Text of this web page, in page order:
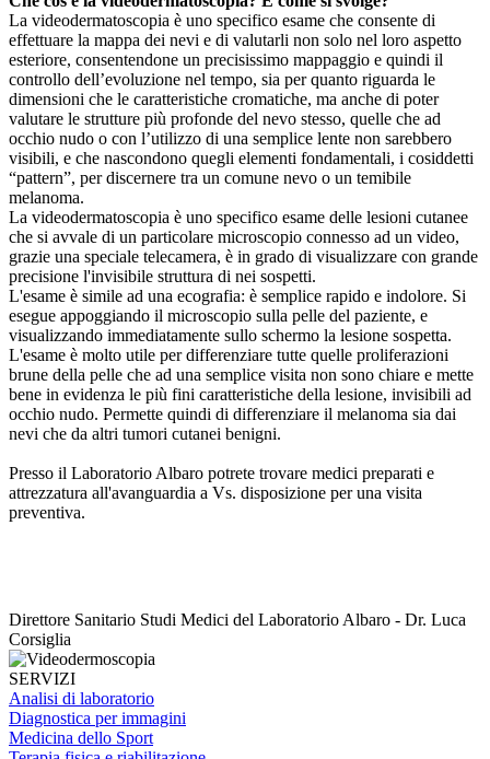
La videodermatoscopia è uno specifico esame che consente di
effettuare la mappa dei nevi e di valutarli non solo nel loro aspetto
esteriore, consentendone un precisissimo mappaggio e quindi il
controllo dell’evoluzione nel tempo, sia per quanto riguarda le
dimensioni che le caratteristiche cromatiche, ma anche di poter
valutare le strutture più profonde del nevo stesso, quelle che ad
occhio nudo o con l’utilizzo di una semplice lente non sarebbero
visibili, e che nascondono quegli elementi fondamentali, i cosiddetti
“pattern”, per discernere tra un comune nevo o un temibile
melanoma.
La videodermatoscopia è uno specifico esame delle lesioni cutanee
che si avvale di un particolare microscopio connesso ad un video,
grazie una speciale telecamera, è in grado di visualizzare con grande
precisione l'invisibile struttura di nei sospetti.
L'esame è simile ad una ecografia: è semplice rapido e indolore. Si
esegue appoggiando il microscopio sulla pelle del paziente, e
visualizzando immediatamente sullo schermo la lesione sospetta.
L'esame è molto utile per differenziare tutte quelle proliferazioni
brune della pelle che ad una semplice visita non sono chiare e mette
bene in evidenza le più fini caratteristiche della lesione, invisibili ad
occhio nudo. Permette quindi di differenziare il melanoma sia dai
nevi che da altri tumori cutanei benigni.
Presso il Laboratorio Albaro potrete trovare medici preparati e
attrezzatura all'avanguardia a Vs. disposizione per una visita
preventiva.
Direttore Sanitario Studi Medici del Laboratorio Albaro - Dr. Luca
Corsiglia
SERVIZI
Analisi di laboratorio
Diagnostica per immagini
Medicina dello Sport